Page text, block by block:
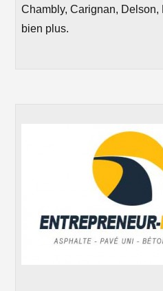
Chambly, Carignan,
bien plus.